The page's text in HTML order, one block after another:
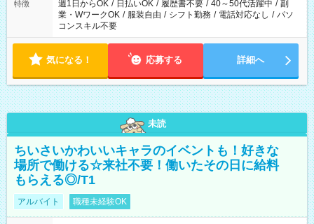
特徴 週1日からOK / 日払いOK / 履歴書不要 / 40～50代活躍中 / 副
業・WワークOK / 服装自由 / シフト勤務 / 電話対応なし / パソ
コンスキル不要
気になる！ 応募する 詳細へ
未読
ちいさいかわいいキャラのイベントも！好きな
場所で働ける☆来社不要！働いたその日に給料
もらえる◎/T1
アルバイト 職種未経験OK